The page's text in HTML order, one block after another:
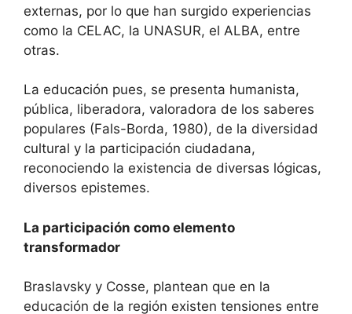
externas, por lo que han surgido experiencias
como la CELAC, la UNASUR, el ALBA, entre
otras.
La educación pues, se presenta humanista,
pública, liberadora, valoradora de los saberes
populares (Fals-Borda, 1980), de la diversidad
cultural y la participación ciudadana,
reconociendo la existencia de diversas lógicas,
diversos epistemes.
La participación como elemento
transformador
Braslavsky y Cosse, plantean que en la
educación de la región existen tensiones entre